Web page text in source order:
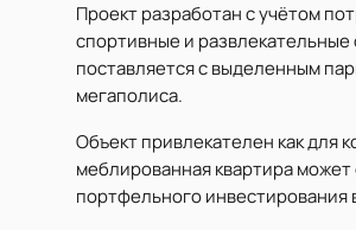
Проект разработан с учётом
спортивные и
поставляется с выделенным
мегаполиса.
Объект привлекателен как для
меблированная квартира
портфельного инвестирования